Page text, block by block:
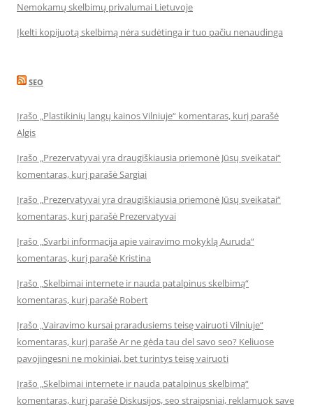
Nemokamų skelbimų privalumai Lietuvoje
Įkelti kopijuotą skelbimą nėra sudėtinga ir tuo pačiu nenaudinga
SEO
Įrašo „Plastikinių langų kainos Vilniuje“ komentaras, kurį parašė
Algis
Įrašo „Prezervatyvai yra draugiškiausia priemonė Jūsų sveikatai“
komentaras, kurį parašė Sargiai
Įrašo „Prezervatyvai yra draugiškiausia priemonė Jūsų sveikatai“
komentaras, kurį parašė Prezervatyvai
Įrašo „Svarbi informacija apie vairavimo mokyklą Auruda“
komentaras, kurį parašė Kristina
Įrašo „Skelbimai internete ir nauda patalpinus skelbimą“
komentaras, kurį parašė Robert
Įrašo „Vairavimo kursai praradusiems teisę vairuoti Vilniuje“
komentaras, kurį parašė Ar ne gėda tau del savo seo? Keliuose
pavojingesni ne mokiniai, bet turintys teisę vairuoti
Įrašo „Skelbimai internete ir nauda patalpinus skelbimą“
komentaras, kurį parašė Diskusijos, seo straipsniai, reklamuok save